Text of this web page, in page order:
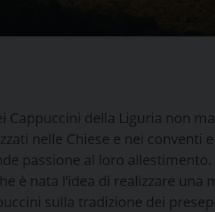
della Liguria non
nelle Chiese e nei conventi
passione al loro
è nata l’idea di realizzare una
sulla tradizione dei